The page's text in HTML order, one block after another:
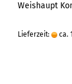
Weishaupt
Lieferzeit: ca.